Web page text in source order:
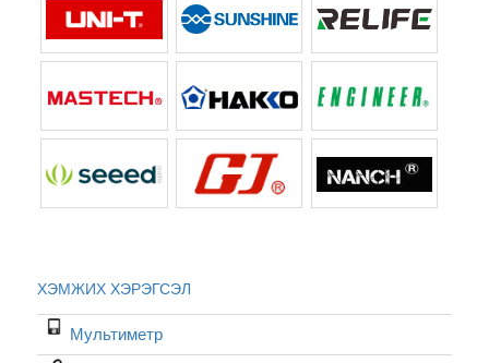
ХЭМЖИХ ХЭРЭГСЭЛ
Мультиметр